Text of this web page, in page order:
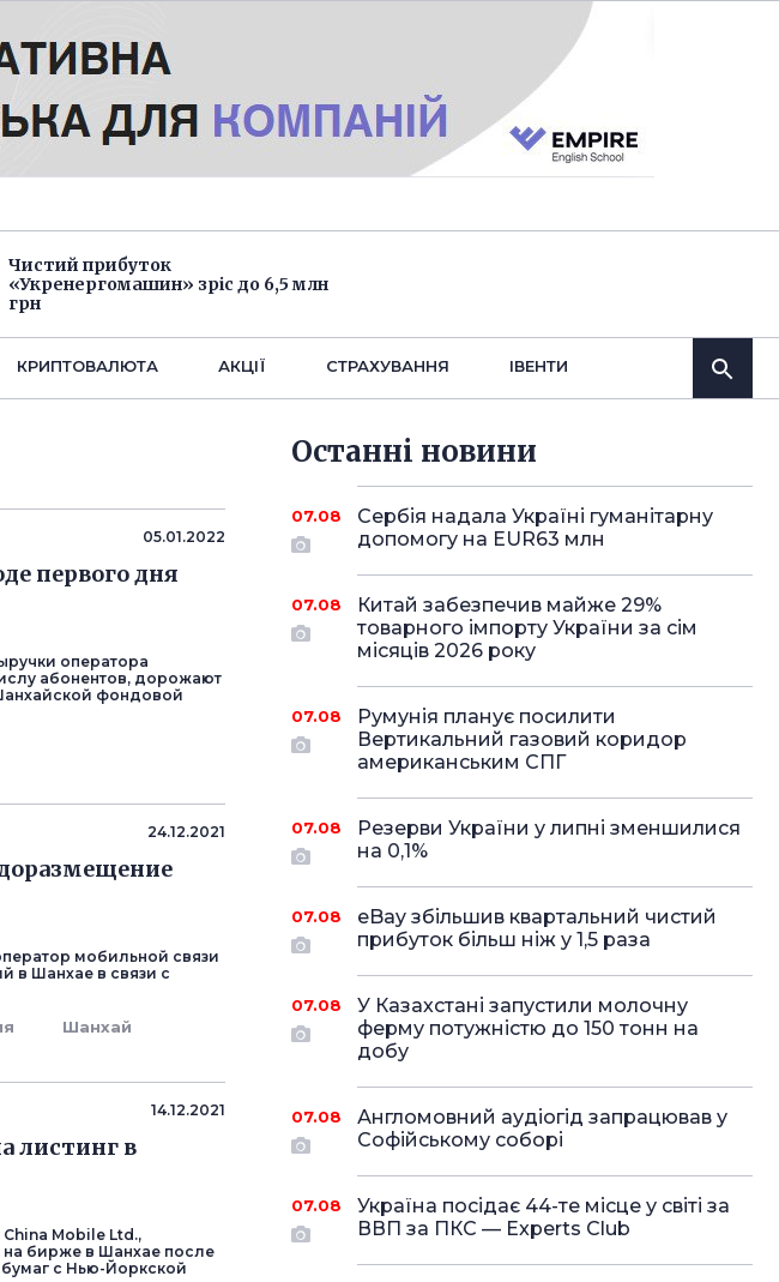
Чистий прибуток
«Укренергомашин» зріс до 6,5 млн
грн
КРИПТОВАЛЮТА АКЦІЇ СТРАХУВАННЯ IВЕНТИ
05.01.2022
первого дня
оператора
абонентов, дорожают
фондовой
24.12.2021
мобильной связи
в Шанхае в связи с
Шанхай
14.12.2021
листинг в
Mobile Ltd.,
на бирже в Шанхае после
с Нью-Йоркской
Останнi новини
07.08
Сербія надала Україні гуманітарну
допомогу на EUR63 млн
07.08
Китай забезпечив майже 29%
товарного імпорту України за сім
місяців 2026 року
07.08
Румунія планує посилити
Вертикальний газовий коридор
американським СПГ
07.08
Резерви України у липні зменшилися
на 0,1%
07.08
eBay збільшив квартальний чистий
прибуток більш ніж у 1,5 раза
07.08
У Казахстані запустили молочну
ферму потужністю до 150 тонн на
добу
07.08
Англомовний аудіогід запрацював у
Софійському соборі
07.08
Україна посідає 44-те місце у світі за
ВВП за ПКС — Experts Club